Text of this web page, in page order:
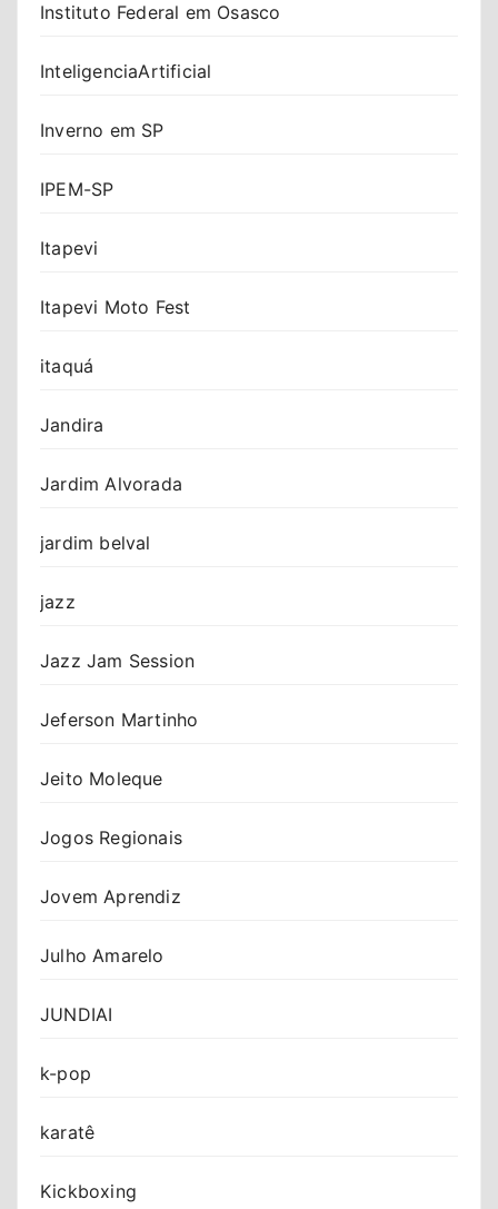
Instituto Federal em Osasco
InteligenciaArtificial
Inverno em SP
IPEM-SP
Itapevi
Itapevi Moto Fest
itaquá
Jandira
Jardim Alvorada
jardim belval
jazz
Jazz Jam Session
Jeferson Martinho
Jeito Moleque
Jogos Regionais
Jovem Aprendiz
Julho Amarelo
JUNDIAI
k-pop
karatê
Kickboxing